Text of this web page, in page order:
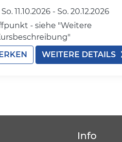
So. 11.10.2026 - So. 20.12.2026
- siehe "Weitere
WEITERE DETAILS
Info